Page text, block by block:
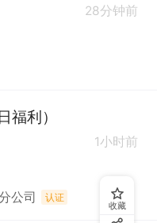
28分钟前
利）
1小时前
公司 认证
收藏